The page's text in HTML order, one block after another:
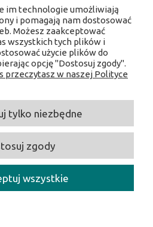
O SKLEPIE
MEDIA
Facebook
Linkedin
Youtube
49, 02-821 Warszawa /NIP:
/ E-mail:centrumopalania@wp.pl
im technologie umożliwiają
i pomagają nam dostosować
Możesz zaakceptować
wszystkich tych plików i
użycie plików do
opcję "Dostosuj zgody".
przeczytasz w naszej Polityce
tylko niezbędne
zgody
wszystkie